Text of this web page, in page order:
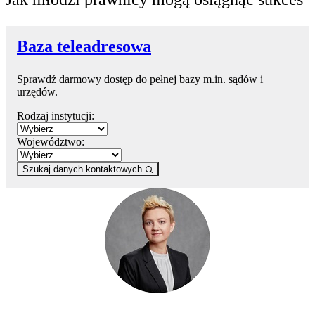
Baza teleadresowa
Sprawdź darmowy dostęp do pełnej bazy m.in. sądów i
urzędów.
Rodzaj instytucji:
Województwo:
Szukaj danych kontaktowych